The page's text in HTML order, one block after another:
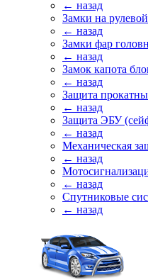
← назад
Замки на
← назад
Замки фар
← назад
Замок капота
← назад
Защита
← назад
Защита ЭБУ
← назад
Механическая
← назад
← назад
Спутниковые
← назад